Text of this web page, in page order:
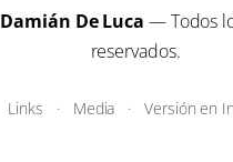
Damián De Luca — Todos
reservados.
Links Media Versión en